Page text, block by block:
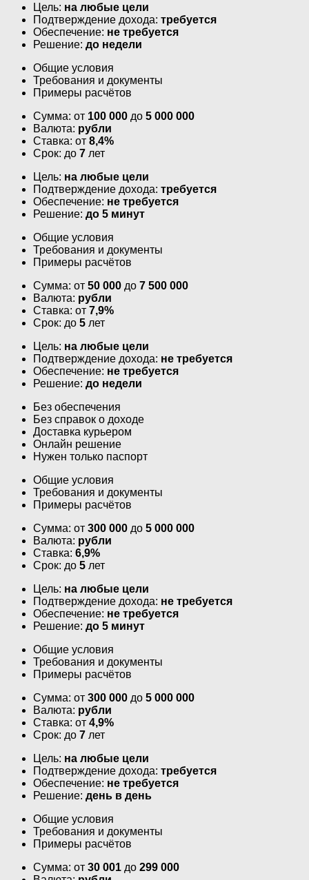
Цель: на любые цели
Подтверждение дохода: требуется
Обеспечение: не требуется
Решение: до недели
Общие условия
Требования и документы
Примеры расчётов
Сумма: от 100 000 до 5 000 000
Валюта: рубли
Ставка: от 8,4%
Срок: до 7 лет
Цель: на любые цели
Подтверждение дохода: требуется
Обеспечение: не требуется
Решение: до 5 минут
Общие условия
Требования и документы
Примеры расчётов
Сумма: от 50 000 до 7 500 000
Валюта: рубли
Ставка: от 7,9%
Срок: до 5 лет
Цель: на любые цели
Подтверждение дохода: не требуется
Обеспечение: не требуется
Решение: до недели
Без обеспечения
Без справок о доходе
Доставка курьером
Онлайн решение
Нужен только паспорт
Общие условия
Требования и документы
Примеры расчётов
Сумма: от 300 000 до 5 000 000
Валюта: рубли
Ставка: 6,9%
Срок: до 5 лет
Цель: на любые цели
Подтверждение дохода: не требуется
Обеспечение: не требуется
Решение: до 5 минут
Общие условия
Требования и документы
Примеры расчётов
Сумма: от 300 000 до 5 000 000
Валюта: рубли
Ставка: от 4,9%
Срок: до 7 лет
Цель: на любые цели
Подтверждение дохода: требуется
Обеспечение: не требуется
Решение: день в день
Общие условия
Требования и документы
Примеры расчётов
Сумма: от 30 001 до 299 000